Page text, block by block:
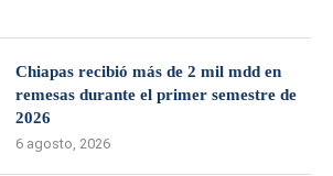
Chiapas recibió más de 2 mil mdd en
remesas durante el primer semestre de
2026
6 agosto, 2026